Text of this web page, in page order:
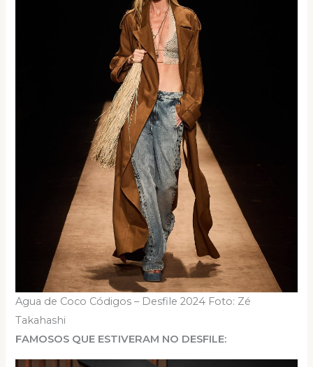
Agua de Coco Códigos – Desfile 2024 Foto: Zé
Takahashi
FAMOSOS QUE ESTIVERAM NO DESFILE: